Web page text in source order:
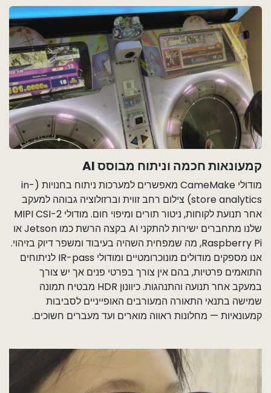
קמעונאות חכמה וניתוח מבוסס AI
מודולי CameMake מאפשרים למערכות ניתוח בחנויות (in-
store analytics) צילום רחב זווית וברזולוציה גבוהה למעקב
אחר תנועת לקוחות, ניטור תורים ומיפוי חום. מודולי MIPI CSI-2
שלנו מתחברים ישירות להתקני AI בקצה הרשת כמו Jetson או
Raspberry Pi, מה שמפחית השהיה בעיבוד ומשפר דיוק בזיהוי.
אנו מספקים מודולים מונוכרומטיים ומודולי IR-pass לניתוחים
התואמים פרטיות, בהם אין צורך בפרטי פנים אך יש צורך
במעקב אחר תנועה והתנהגות. כיוונון HDR מבטיח תמונה
שמישה בתנאי התאורה המעורבים האופייניים לסביבות
קמעונאיות — מחלונות ראווה מוארים ועד מעברים חשוכים.